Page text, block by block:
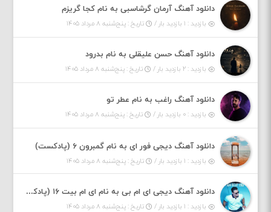
دانلود آهنگ آرمان گرشاسبی به نام کجا گریزم
بازدید : ۱ بازدید بار / تاریخ : پنج‌شنبه ۸ مرداد ۱۴۰۵
دانلود آهنگ حسن علیقلی به نام بدرود
بازدید : ۲ بازدید بار / تاریخ : پنج‌شنبه ۸ مرداد ۱۴۰۵
دانلود آهنگ راغب به نام عطر تو
بازدید : ۰ بازدید بار / تاریخ : پنج‌شنبه ۸ مرداد ۱۴۰۵
دانلود آهنگ دیجی فور ای به نام گمبرون ۶ (پادکست)
بازدید : ۱ بازدید بار / تاریخ : پنج‌شنبه ۸ مرداد ۱۴۰۵
دانلود آهنگ دیجی ای ام بی به نام ای ام بیت ۱۶ (پادکست)
بازدید : ۱ بازدید بار / تاریخ : پنج‌شنبه ۸ مرداد ۱۴۰۵